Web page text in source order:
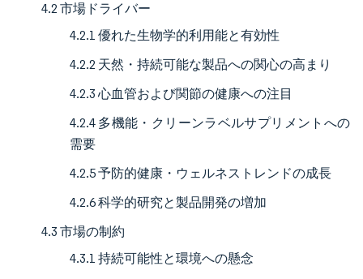
4.2 市場ドライバー
4.2.1 優れた生物学的利用能と有効性
4.2.2 天然・持続可能な製品への関心の高まり
4.2.3 心血管および関節の健康への注目
4.2.4 多機能・クリーンラベルサプリメントへの
需要
4.2.5 予防的健康・ウェルネストレンドの成長
4.2.6 科学的研究と製品開発の増加
4.3 市場の制約
4.3.1 持続可能性と環境への懸念